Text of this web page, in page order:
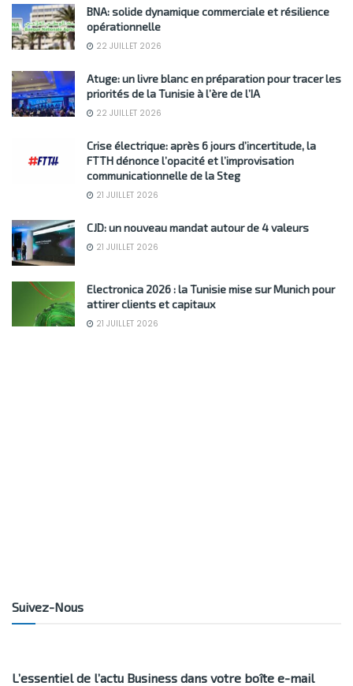
BNA: solide dynamique commerciale et résilience
opérationnelle
22 JUILLET 2026
Atuge: un livre blanc en préparation pour tracer les
priorités de la Tunisie à l’ère de l’IA
22 JUILLET 2026
Crise électrique: après 6 jours d’incertitude, la
FTTH dénonce l’opacité et l’improvisation
communicationnelle de la Steg
21 JUILLET 2026
CJD: un nouveau mandat autour de 4 valeurs
21 JUILLET 2026
Electronica 2026 : la Tunisie mise sur Munich pour
attirer clients et capitaux
21 JUILLET 2026
Suivez-Nous
L’essentiel de l’actu Business dans votre boîte e-mail